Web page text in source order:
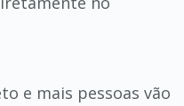
e mais pessoas vão